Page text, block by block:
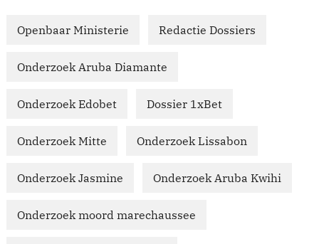
Openbaar Ministerie Redactie Dossiers
Onderzoek Aruba Diamante
Onderzoek Edobet Dossier 1xBet
Onderzoek Mitte Onderzoek Lissabon
Onderzoek Jasmine Onderzoek Aruba Kwihi
Onderzoek moord marechaussee